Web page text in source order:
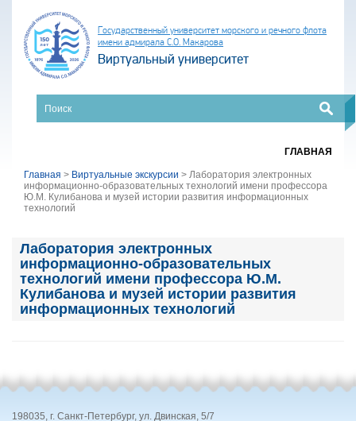
Государственный университет морского и речного флота
имени адмирала С.О. Макарова
Виртуальный университет
ГЛАВНАЯ
Главная > Виртуальные экскурсии > Лаборатория электронных
информационно-образовательных технологий имени профессора
Ю.М. Кулибанова и музей истории развития информационных
технологий
Лаборатория электронных
информационно-образовательных
технологий имени профессора Ю.М.
Кулибанова и музей истории развития
информационных технологий
198035, г. Санкт-Петербург, ул. Двинская, 5/7